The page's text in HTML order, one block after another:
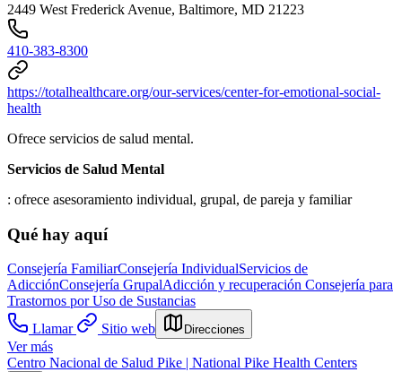
2449 West Frederick Avenue, Baltimore, MD 21223
410-383-8300
https://totalhealthcare.org/our-services/center-for-emotional-social-
health
Ofrece servicios de salud mental.
Servicios de Salud Mental
: ofrece asesoramiento individual, grupal, de pareja y familiar
Qué hay aquí
Consejería FamiliarConsejería IndividualServicios de
AdicciónConsejería GrupalAdicción y recuperación Consejería para
Trastornos por Uso de Sustancias
Llamar
Sitio web Direcciones
Ver más
Centro Nacional de Salud Pike | National Pike Health Centers